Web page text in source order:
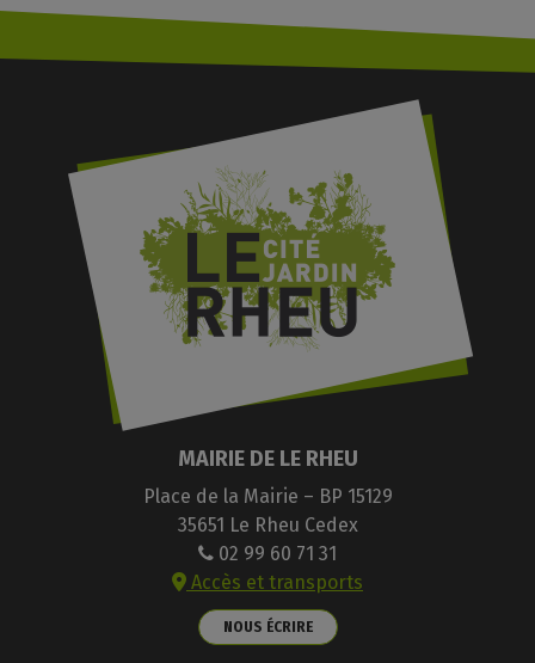
MAIRIE DE LE RHEU
Place de la Mairie – BP 15129
35651 Le Rheu Cedex
02 99 60 71 31
Accès et transports
NOUS ÉCRIRE